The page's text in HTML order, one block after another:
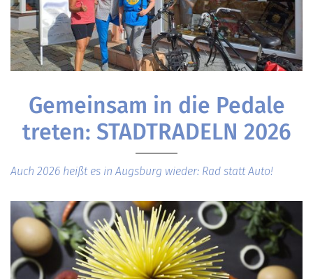
Gemeinsam in die Pedale
treten: STADTRADELN 2026
Auch 2026 heißt es in Augsburg wieder: Rad statt Auto!